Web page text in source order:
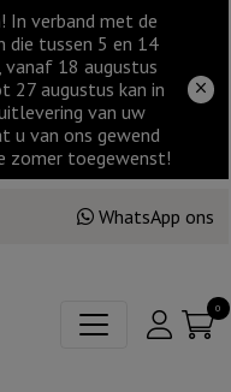
In verband met de
die tussen 5 en 14
18 augustus
27 augustus kan in
van uw
u van ons gewend
zomer toegewenst!
WhatsApp ons
0